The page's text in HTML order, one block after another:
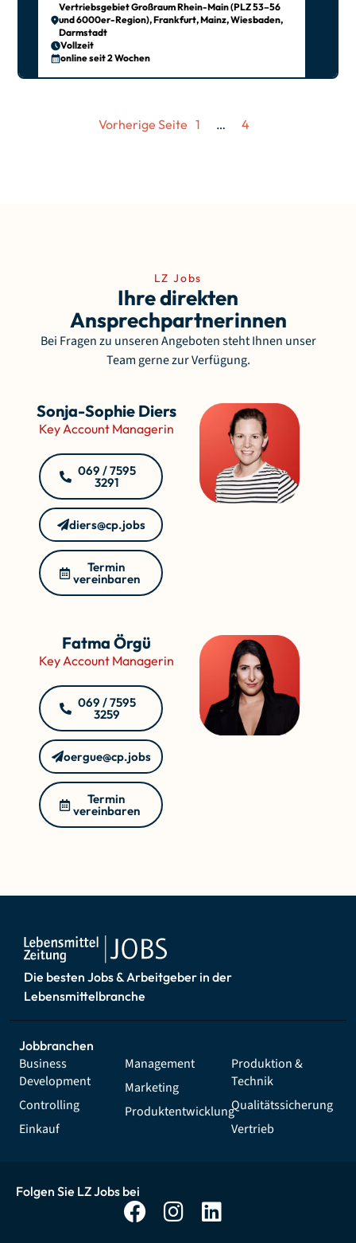
Vertriebsgebiet Großraum Rhein-Main (PLZ 53–56
und 6000er-Region), Frankfurt, Mainz, Wiesbaden,
Darmstadt
Vollzeit
online seit 2 Wochen
Vorherige Seite 1 … 4
LZ Jobs
Ihre direkten
Ansprechpartnerinnen
Bei Fragen zu unseren Angeboten steht Ihnen unser
Team gerne zur Verfügung.
Sonja-Sophie Diers
Key Account Managerin
069 / 7595
3291
diers@cp.jobs
Termin
vereinbaren
Fatma Örgü
Key Account Managerin
069 / 7595
3259
oergue@cp.jobs
Termin
vereinbaren
Die besten Jobs & Arbeitgeber in der
Lebensmittelbranche
Jobbranchen
Business
Development
Controlling
Einkauf
Management
Marketing
Produktentwicklung
Produktion &
Technik
Qualitätssicherung
Vertrieb
Folgen Sie LZ Jobs bei